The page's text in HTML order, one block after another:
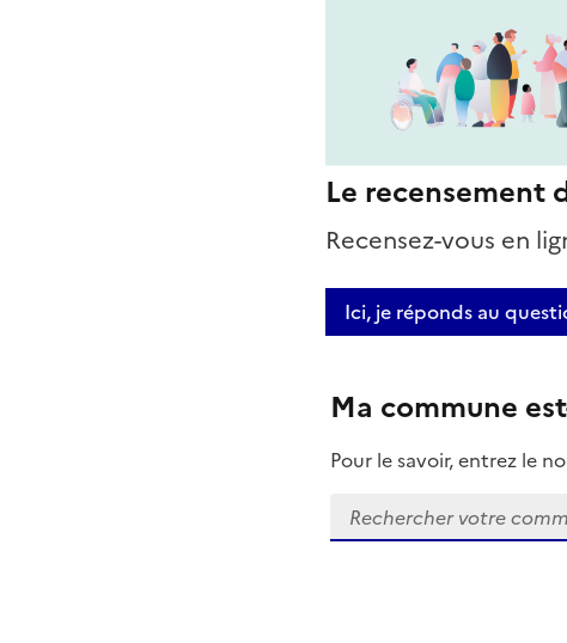
Le recensement
Recensez-vous en
Ici, je réponds au
Ma commune
Pour le savoir, entrez le
Rechercher